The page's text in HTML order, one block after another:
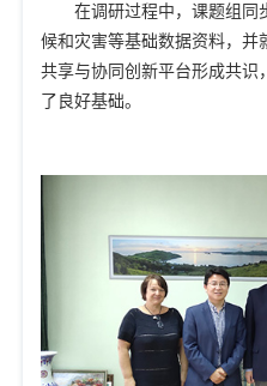
在调研过程中，课题组同
候和灾害等基础数据资料，并
共享与协同创新平台形成共识
了良好基础。